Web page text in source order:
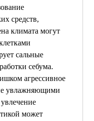
средств,
климата могут
сальные
себума.
агрессивное
увлажняющими
может